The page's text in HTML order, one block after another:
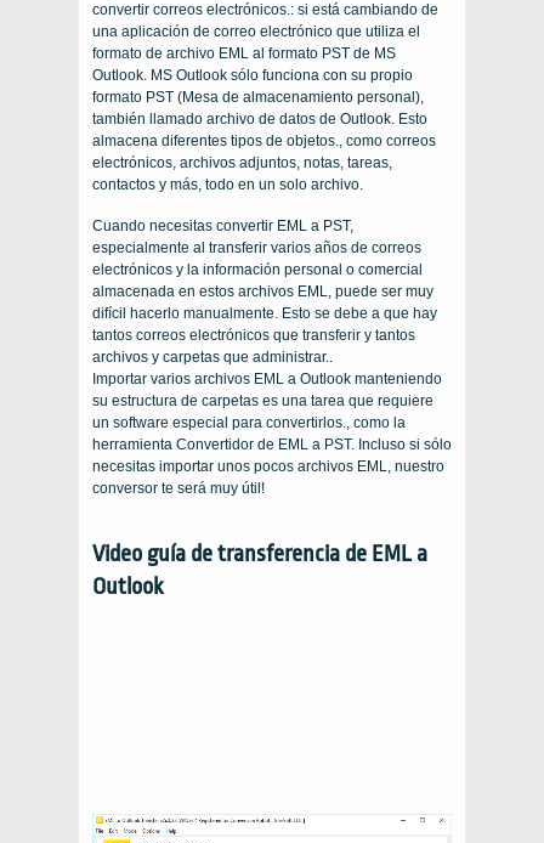
convertir correos electrónicos.: si está cambiando de
una aplicación de correo electrónico que utiliza el
formato de archivo EML al formato PST de MS
Outlook. MS Outlook sólo funciona con su propio
formato PST (Mesa de almacenamiento personal),
también llamado archivo de datos de Outlook. Esto
almacena diferentes tipos de objetos., como correos
electrónicos, archivos adjuntos, notas, tareas,
contactos y más, todo en un solo archivo.
Cuando necesitas convertir EML a PST,
especialmente al transferir varios años de correos
electrónicos y la información personal o comercial
almacenada en estos archivos EML, puede ser muy
difícil hacerlo manualmente. Esto se debe a que hay
tantos correos electrónicos que transferir y tantos
archivos y carpetas que administrar..
Importar varios archivos EML a Outlook manteniendo
su estructura de carpetas es una tarea que requiere
un software especial para convertirlos., como la
herramienta Convertidor de EML a PST. Incluso si sólo
necesitas importar unos pocos archivos EML, nuestro
conversor te será muy útil!
Video guía de transferencia de EML a
Outlook